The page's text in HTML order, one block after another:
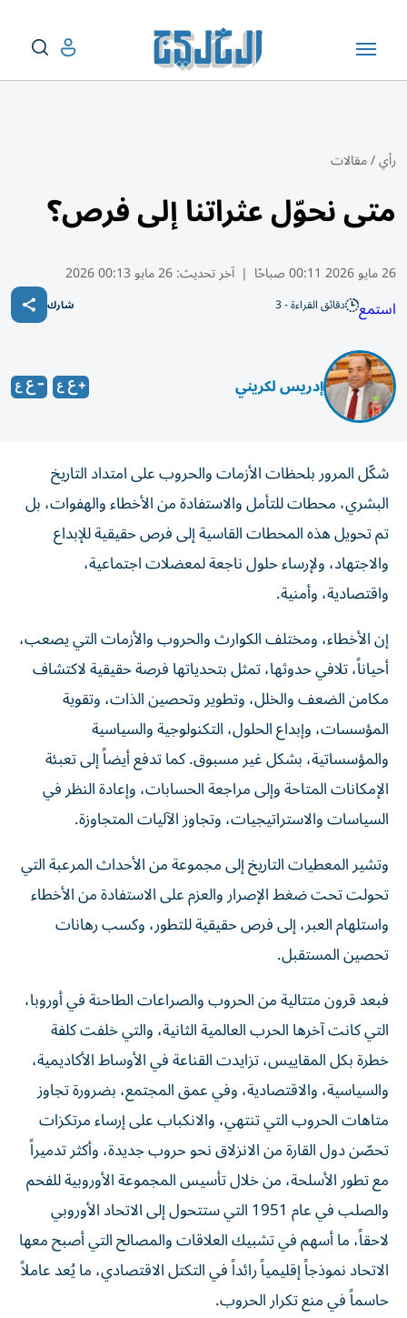
رأي/مقالات
متى نحوّل عثراتنا إلى فرص؟
26 مايو 2026 00:11 صباحًا | آخر تحديث:26 مايو 00:13 2026
استمع دقائق القراءة - 3 شارك
إدريس لكريني
شكّل المرور بلحظات الأزمات والحروب على امتداد التاريخ
البشري، محطات للتأمل والاستفادة من الأخطاء والهفوات، بل
تم تحويل هذه المحطات القاسية إلى فرص حقيقية للإبداع
والاجتهاد، ولإرساء حلول ناجعة لمعضلات اجتماعية،
واقتصادية، وأمنية.
إن الأخطاء، ومختلف الكوارث والحروب والأزمات التي يصعب،
أحياناً، تلافي حدوثها، تمثل بتحدياتها فرصة حقيقية لاكتشاف
مكامن الضعف والخلل، وتطوير وتحصين الذات، وتقوية
المؤسسات، وإبداع الحلول، التكنولوجية والسياسية
والمؤسساتية، بشكل غير مسبوق. كما تدفع أيضاً إلى تعبئة
الإمكانات المتاحة وإلى مراجعة الحسابات، وإعادة النظر في
السياسات والاستراتيجيات، وتجاوز الآليات المتجاوزة.
وتشير المعطيات التاريخ إلى مجموعة من الأحداث المرعبة التي
تحولت تحت ضغط الإصرار والعزم على الاستفادة من الأخطاء
واستلهام العبر، إلى فرص حقيقية للتطور، وكسب رهانات
تحصين المستقبل.
فبعد قرون متتالية من الحروب والصراعات الطاحنة في أوروبا،
التي كانت آخرها الحرب العالمية الثانية، والتي خلفت كلفة
خطرة بكل المقاييس، تزايدت القناعة في الأوساط الأكاديمية،
والسياسية، والاقتصادية، وفي عمق المجتمع، بضرورة تجاوز
متاهات الحروب التي تنتهي، والانكباب على إرساء مرتكزات
تحصّن دول القارة من الانزلاق نحو حروب جديدة، وأكثر تدميراً
مع تطور الأسلحة، من خلال تأسيس المجموعة الأوروبية للفحم
والصلب في عام 1951 التي ستتحول إلى الاتحاد الأوروبي
لاحقاً، ما أسهم في تشبيك العلاقات والمصالح التي أصبح معها
الاتحاد نموذجاً إقليمياً رائداً في التكتل الاقتصادي، ما يُعد عاملاً
حاسماً في منع تكرار الحروب.